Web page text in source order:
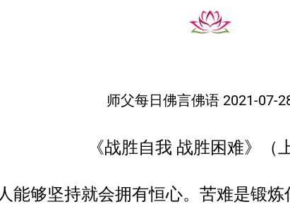
师父每日佛言佛语 2021-07-
《战胜自我 战胜困难》（
能够坚持就会拥有恒心。苦难是锻